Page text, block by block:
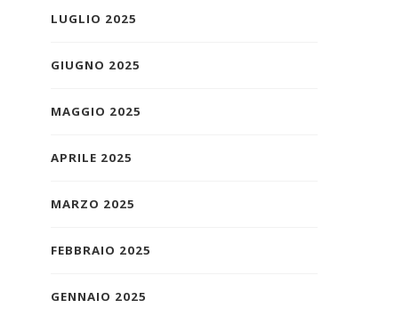
LUGLIO 2025
GIUGNO 2025
MAGGIO 2025
APRILE 2025
MARZO 2025
FEBBRAIO 2025
GENNAIO 2025